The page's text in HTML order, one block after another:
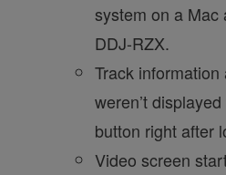
system on a Mac
DDJ-RZX.
Track
weren’t
button right after
Video screen